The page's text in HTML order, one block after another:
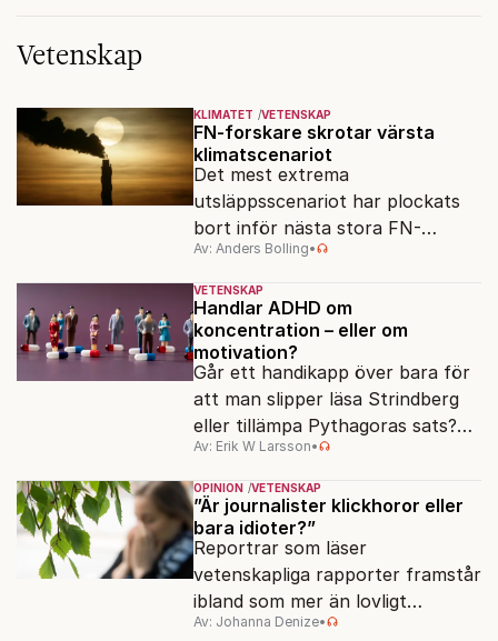
Vetenskap
KLIMATET VETENSKAP
FN-forskare skrotar värsta
klimatscenariot
Det mest extrema
utsläppsscenariot har plockats
bort inför nästa stora FN-
rapport. Därmed överges ett
antagande som i åratal format
både klimatforskning och
larmrubriker.
Av: Anders Bolling•
VETENSKAP
Handlar ADHD om
koncentration – eller om
motivation?
Går ett handikapp över bara för
att man slipper läsa Strindberg
eller tillämpa Pythagoras sats?
En ny studie väcker frågor om
vad ADHD egentligen är.
Av: Erik W Larsson•
OPINION VETENSKAP
”Är journalister klickhoror eller
bara idioter?”
Reportrar som läser
vetenskapliga rapporter framstår
ibland som mer än lovligt
korkade. Fast egentligen är det
Av: Johanna Denize•